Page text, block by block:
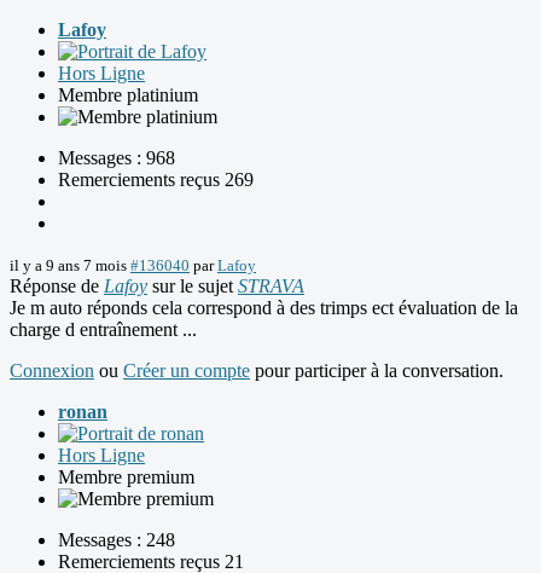
Lafoy
Hors Ligne
Membre platinium
Messages : 968
Remerciements reçus 269
il y a 9 ans 7 mois #136040 parLafoy
Réponse de Lafoy sur le sujet STRAVA
Je m auto réponds cela correspond à des trimps ect évaluation de la
charge d entraînement ...
Connexion ou Créer un compte pour participer à la conversation.
ronan
Hors Ligne
Membre premium
Messages : 248
Remerciements reçus 21